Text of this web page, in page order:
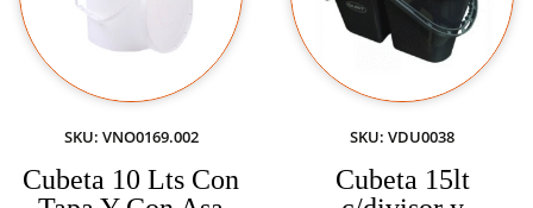
SKU: VNO0169.002
Cubeta 10 Lts Con
SKU: VDU0038
Cubeta 15lt